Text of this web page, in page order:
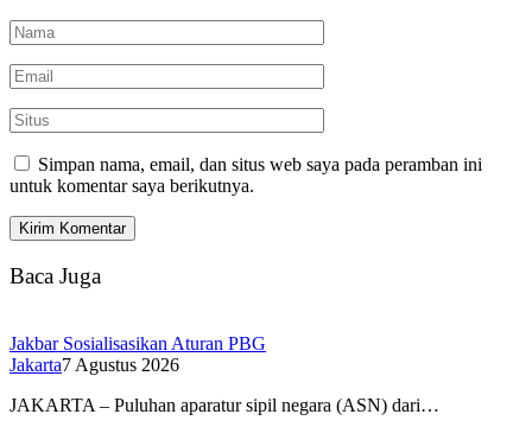
Simpan nama, email, dan situs web saya pada peramban ini
untuk komentar saya berikutnya.
Baca Juga
Jakbar Sosialisasikan Aturan PBG
Jakarta7 Agustus 2026
JAKARTA – Puluhan aparatur sipil negara (ASN) dari…